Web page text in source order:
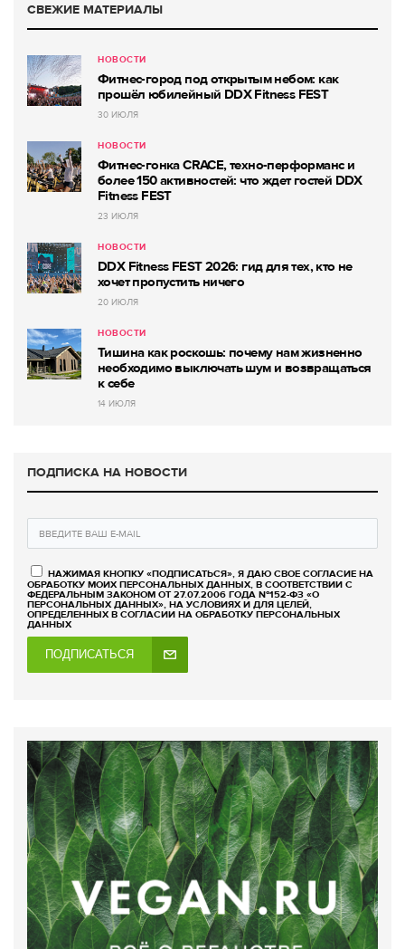
СВЕЖИЕ МАТЕРИАЛЫ
НОВОСТИ
Фитнес-город под открытым небом: как
прошёл юбилейный DDX Fitness FEST
30 ИЮЛЯ
НОВОСТИ
Фитнес-гонка CRACE, техно-перформанс и
более 150 активностей: что ждет гостей DDX
Fitness FEST
23 ИЮЛЯ
НОВОСТИ
DDX Fitness FEST 2026: гид для тех, кто не
хочет пропустить ничего
20 ИЮЛЯ
НОВОСТИ
Тишина как роскошь: почему нам жизненно
необходимо выключать шум и возвращаться
к себе
14 ИЮЛЯ
ПОДПИСКА НА НОВОСТИ
НАЖИМАЯ КНОПКУ «ПОДПИСАТЬСЯ», Я ДАЮ СВОЕ СОГЛАСИЕ НА
ОБРАБОТКУ МОИХ ПЕРСОНАЛЬНЫХ ДАННЫХ, В СООТВЕТСТВИИ С
ФЕДЕРАЛЬНЫМ ЗАКОНОМ ОТ 27.07.2006 ГОДА №152-ФЗ «О
ПЕРСОНАЛЬНЫХ ДАННЫХ», НА УСЛОВИЯХ И ДЛЯ ЦЕЛЕЙ,
ОПРЕДЕЛЕННЫХ В СОГЛАСИИ НА ОБРАБОТКУ ПЕРСОНАЛЬНЫХ
ДАННЫХ
ПОДПИСАТЬСЯ